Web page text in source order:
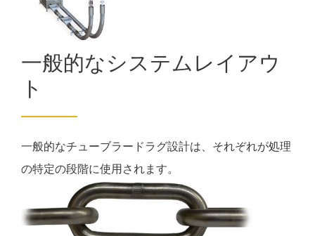
一般的なシステムレイアウ
ト
一般的なチューブラードラグ設計は、それぞれが処理
の特定の段階に使用されます。